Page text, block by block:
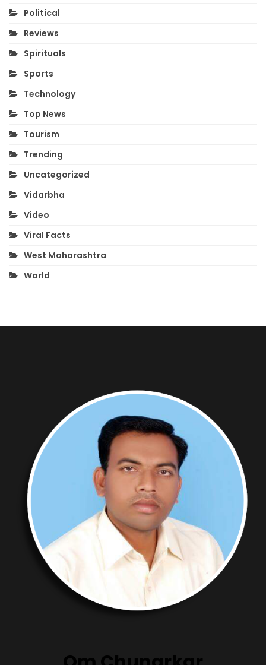
Political
Reviews
Spirituals
Sports
Technology
Top News
Tourism
Trending
Uncategorized
Vidarbha
Video
Viral Facts
West Maharashtra
World